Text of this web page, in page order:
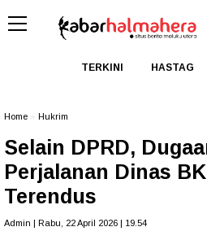
TERKINI HASTAG
Home Hukrim
Selain DPRD,
Perjalanan Dinas
Terendus
Admin | Rabu, 22 April 2026 | 19.54